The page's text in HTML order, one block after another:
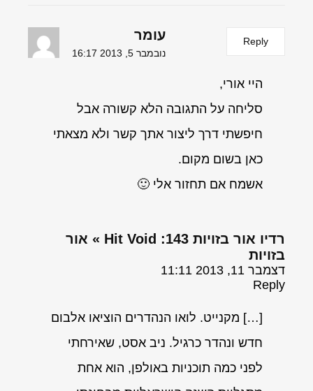
עומר
נובמבר 5, 2013 16:17
Reply
היי אורי,
סליחה על התגובה הלא קשורה אבל
חיפשתי דרך ליצור אתך קשר ולא מצאתי
כאן בשום מקום.
אשמח אם תחזור אלי 🙂
רדיו אור בזויות 143: Hit Void » אור
בזויות
דצמבר 11, 2013 11:11
Reply
[…] מקנייט. לואו הנהדרים הוציאו אלבום
חדש ונהדר כרגיל. ניב אסט, שאירחתי
לפני כמה תוכניות באולפן, הוא אחת